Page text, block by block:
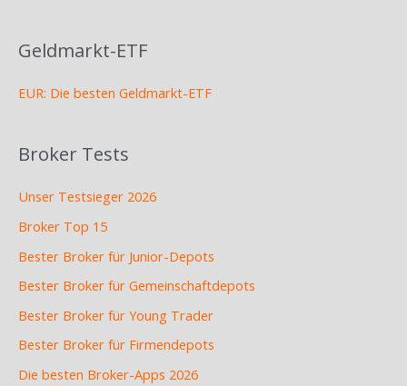
Geldmarkt-ETF
EUR: Die besten Geldmarkt-ETF
Broker Tests
Unser Testsieger 2026
Broker Top 15
Bester Broker für Junior-Depots
Bester Broker für Gemeinschaftdepots
Bester Broker für Young Trader
Bester Broker für Firmendepots
Die besten Broker-Apps 2026